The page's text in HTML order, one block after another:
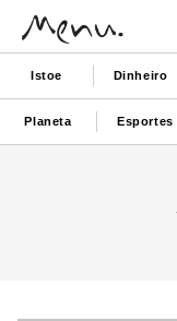
Istoe Dinheiro
Planeta Esportes